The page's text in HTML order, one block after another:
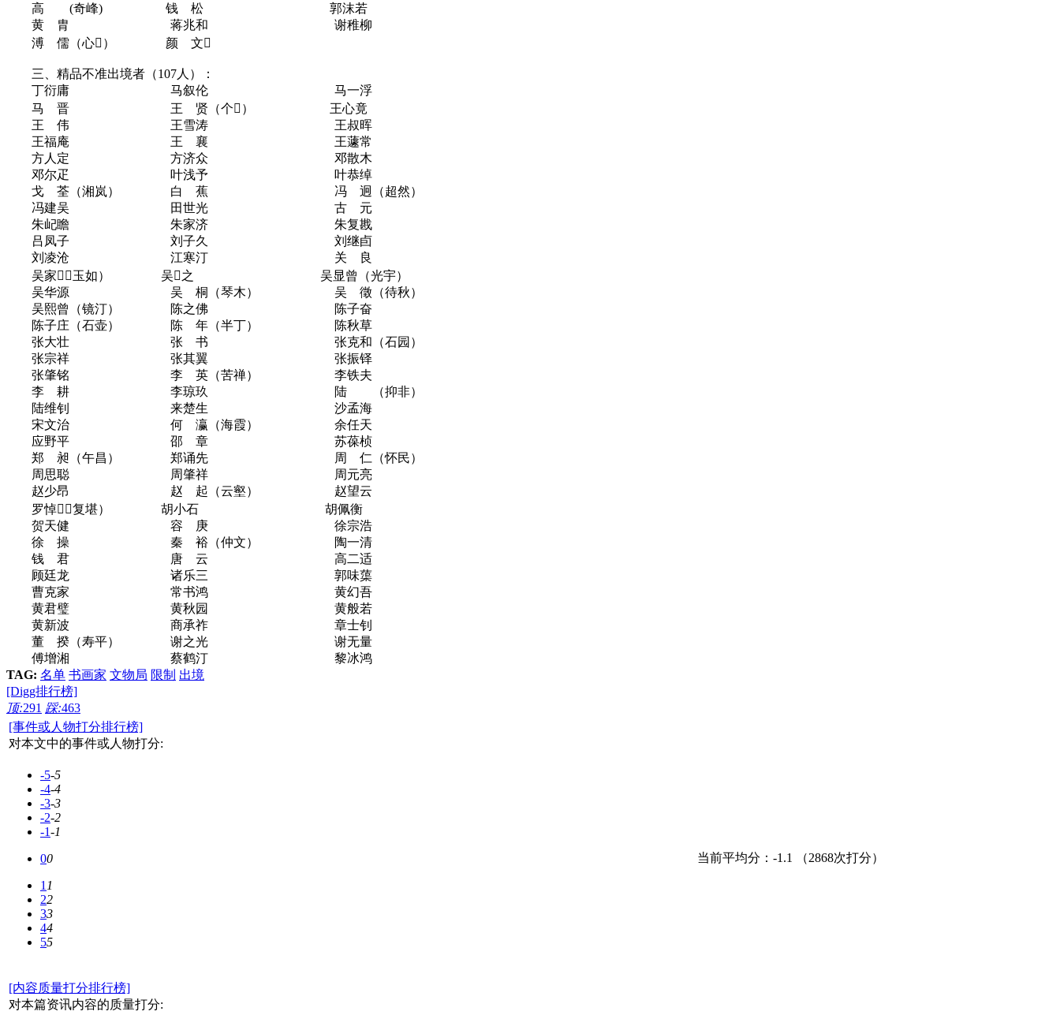
高 (奇峰) 钱 松 郭沫若
黄 胄 蒋兆和 谢稚柳
溥 儒（心） 颜 文
三、精品不准出境者（107人）：
丁衍庸 马叙伦 马一浮
马 晋 王 贤（个） 王心竟
王 伟 王雪涛 王叔晖
王福庵 王 襄 王蘧常
方人定 方济众 邓散木
邓尔疋 叶浅予 叶恭绰
戈 荃（湘岚） 白 蕉 冯 迥（超然）
冯建吴 田世光 古 元
朱屺瞻 朱家济 朱复戡
吕凤子 刘子久 刘继卣
刘凌沧 江寒汀 关 良
吴家（玉如） 吴之 吴显曾（光宇）
吴华源 吴 桐（琴木） 吴 徵（待秋）
吴熙曾（镜汀） 陈之佛 陈子奋
陈子庄（石壶） 陈 年（半丁） 陈秋草
张大壮 张 书 张克和（石园）
张宗祥 张其翼 张振铎
张肇铭 李 英（苦禅） 李铁夫
李 耕 李琼玖 陆 （抑非）
陆维钊 来楚生 沙孟海
宋文治 何 瀛（海霞） 余任天
应野平 邵 章 苏葆桢
郑 昶（午昌） 郑诵先 周 仁（怀民）
周思聪 周肇祥 周元亮
赵少昂 赵 起（云壑） 赵望云
罗悼（复堪） 胡小石 胡佩衡
贺天健 容 庚 徐宗浩
徐 操 秦 裕（仲文） 陶一清
钱 君 唐 云 高二适
顾廷龙 诸乐三 郭味蕖
曹克家 常书鸿 黄幻吾
黄君璧 黄秋园 黄般若
黄新波 商承祚 章士钊
董 揆（寿平） 谢之光 谢无量
傅增湘 蔡鹤汀 黎冰鸿
TAG: 名单 书画家 文物局 限制 出境
[Digg排行榜]
顶:291 踩:463
[事件或人物打分排行榜]
对本文中的事件或人物打分:
-5-5
-4-4
-3-3
-2-2
-1-1
00
11
22
33
44
55
当前平均分： -1.1 （2868次打分）
[内容质量打分排行榜]
对本篇资讯内容的质量打分: